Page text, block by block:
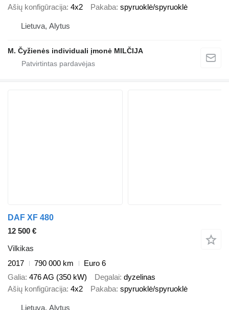
Ašių konfigūracija 4x2 Pakaba spyruoklė/spyruoklė
Lietuva, Alytus
M. Čyžienės individuali įmonė MILČIJA
DAF XF 480
12 500 €
Vilkikas
2017
790 000 km
Euro 6
Galia 476 AG (350 kW) Degalai dyzelinas
Ašių konfigūracija 4x2 Pakaba spyruoklė/spyruoklė
Lietuva, Alytus